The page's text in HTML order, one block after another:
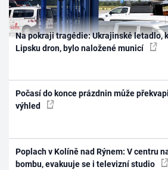
Na pokraji tragédie: Ukrajinské letadlo,
Lipsku dron, bylo naložené municí
Počasí do konce prázdnin může
výhled
Poplach v Kolíně nad Rýnem: V centru
bombu, evakuuje se i televizní studio